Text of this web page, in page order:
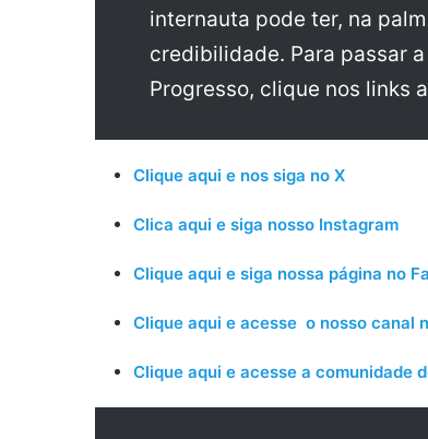
internauta pode ter, na
credibilidade. Para passar a
Progresso, clique nos links
Clique aqui e nos siga no X
Clica aqui e siga nosso Instagram
Clique aqui e siga nossa página no
Clique aqui e acesse o nosso canal
Clique aqui e acesse a comunidade